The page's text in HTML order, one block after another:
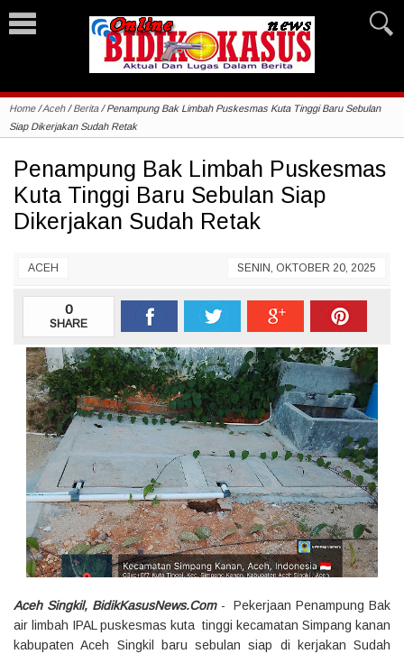
Home/Aceh/Berita/Penampung Bak Limbah Puskesmas Kuta Tinggi Baru Sebulan
Siap Dikerjakan Sudah Retak
Penampung Bak Limbah Puskesmas
Kuta Tinggi Baru Sebulan Siap
Dikerjakan Sudah Retak
ACEH SENIN, OKTOBER 20, 2025
0
SHARE
Aceh Singkil, BidikKasusNews.Com- Pekerjaan Penampung Bak
air limbah IPAL puskesmas kuta tinggi kecamatan Simpang kanan
kabupaten Aceh Singkil baru sebulan siap di kerjakan Sudah